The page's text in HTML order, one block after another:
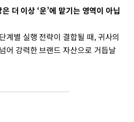
더 이상 ‘운’에 맡기는 영역이 아닙
계별 실행 전략이 결합될 때, 귀사의
어 강력한 브랜드 자산으로 거듭날